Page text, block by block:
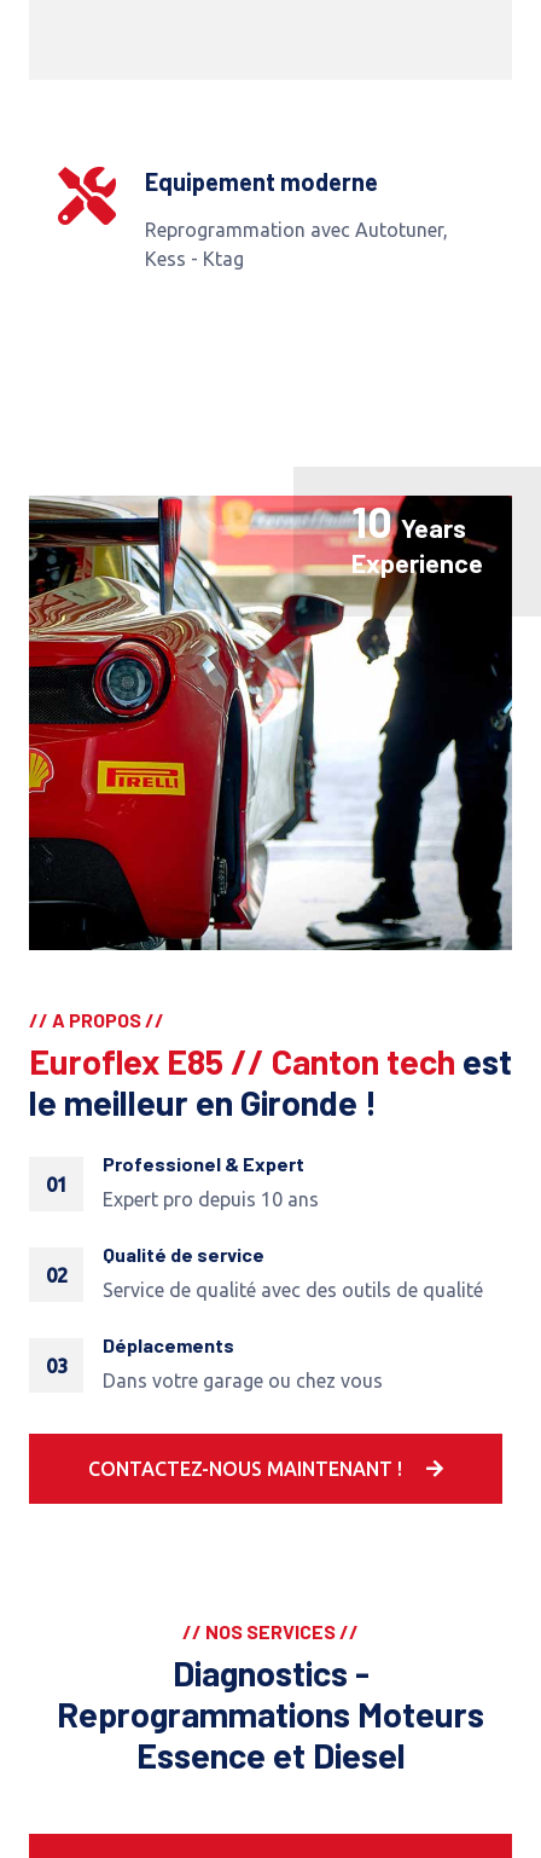
Equipement moderne
Reprogrammation avec Autotuner,
Kess - Ktag
10Years
Experience
// A PROPOS //
Euroflex E85 // Canton tech est
le meilleur en Gironde !
01
Professionel & Expert
Expert pro depuis 10 ans
02
Qualité de service
Service de qualité avec des outils de qualité
03
Déplacements
Dans votre garage ou chez vous
CONTACTEZ-NOUS MAINTENANT !
// NOS SERVICES //
Diagnostics -
Reprogrammations Moteurs
Essence et Diesel